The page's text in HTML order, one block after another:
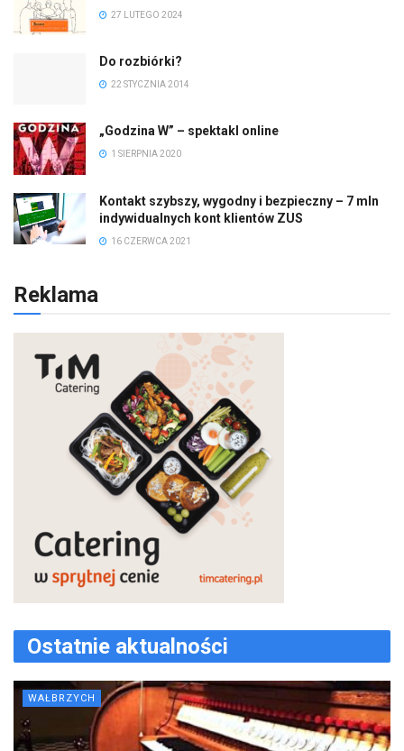
27 LUTEGO 2024
Do rozbiórki?
22 STYCZNIA 2014
„Godzina W” – spektakl online
1 SIERPNIA 2020
Kontakt szybszy, wygodny i bezpieczny – 7 mln
indywidualnych kont klientów ZUS
16 CZERWCA 2021
Reklama
Ostatnie aktualności
WAŁBRZYCH